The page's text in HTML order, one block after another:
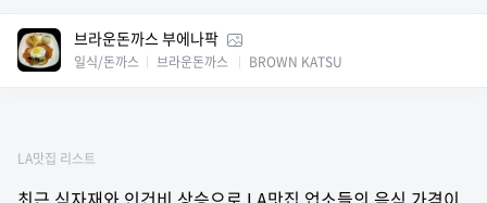
브라운돈까스 부에나팍
일식/돈까스 브라운돈까스 BROWN KATSU
LA맛집 리스트